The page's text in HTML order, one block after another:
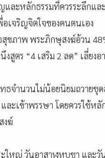
ละหลักธรรมที่ควรระลึกแ
อเจริญจิตใจของคนตนเอง
ภาพ พระภิกษุสงฆ์อ้วน 48%
งสูตร “4 เสริม 2 ลด” เลี่ย
จำนวนไม่น้อยนิยมถวายชุด
ละเข้าพรรษา โดยควรใช้ห
งฆ์
หญ่ วันอาสาฬหบูชา และวัน